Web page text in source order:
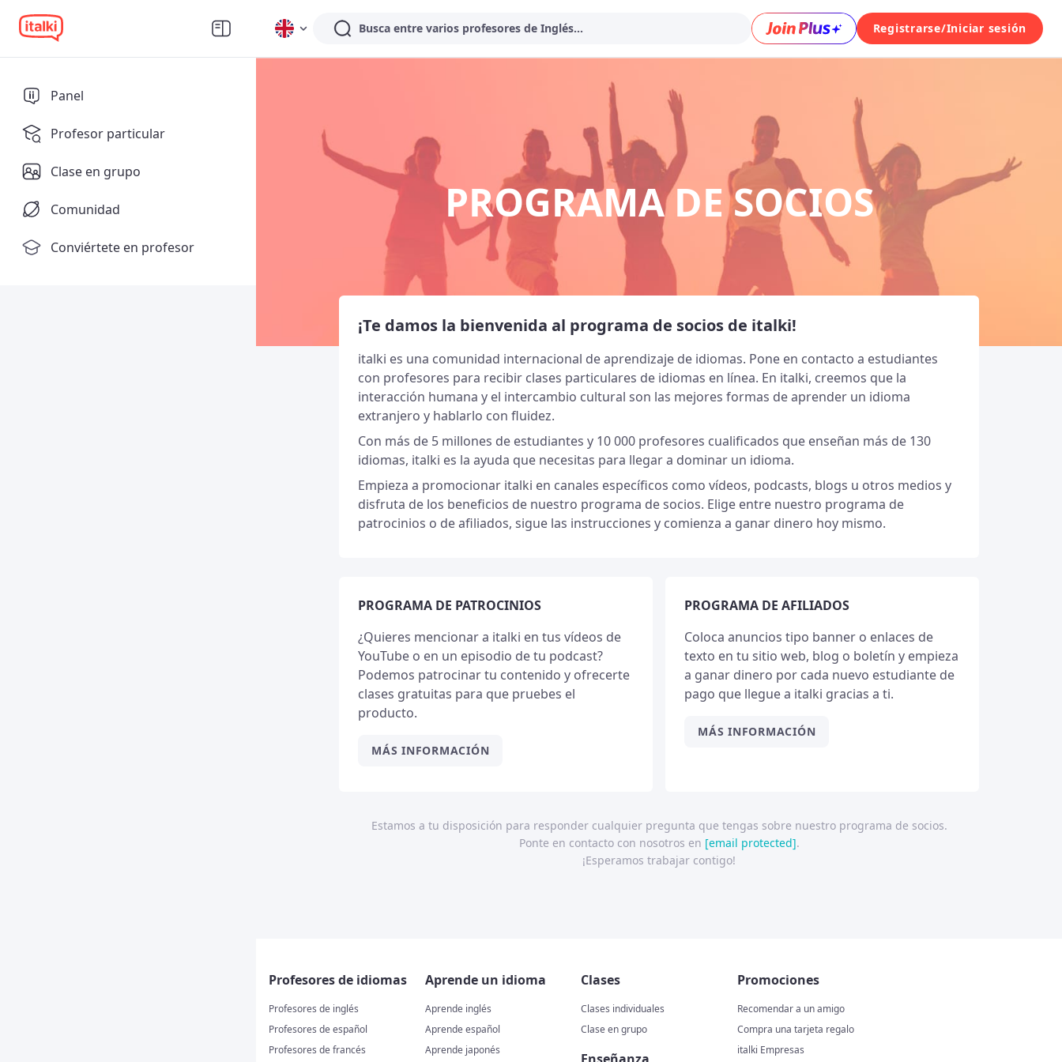
Panel
Profesor particular
Clase en grupo
Comunidad
Conviértete en profesor
Busca entre varios profesores de Inglés... Registrarse/Iniciar sesión
PROGRAMA DE SOCIOS
¡Te damos la bienvenida al programa de socios de italki!
italki es una comunidad internacional de aprendizaje de idiomas. Pone en contacto a estudiantes
con profesores para recibir clases particulares de idiomas en línea. En italki, creemos que la
interacción humana y el intercambio cultural son las mejores formas de aprender un idioma
extranjero y hablarlo con fluidez.
Con más de 5 millones de estudiantes y 10 000 profesores cualificados que enseñan más de 130
idiomas, italki es la ayuda que necesitas para llegar a dominar un idioma.
Empieza a promocionar italki en canales específicos como vídeos, podcasts, blogs u otros medios y
disfruta de los beneficios de nuestro programa de socios. Elige entre nuestro programa de
patrocinios o de afiliados, sigue las instrucciones y comienza a ganar dinero hoy mismo.
PROGRAMA DE PATROCINIOS
¿Quieres mencionar a italki en tus vídeos de
YouTube o en un episodio de tu podcast?
Podemos patrocinar tu contenido y ofrecerte
clases gratuitas para que pruebes el
producto.
MÁS INFORMACIÓN
PROGRAMA DE AFILIADOS
Coloca anuncios tipo banner o enlaces de
texto en tu sitio web, blog o boletín y empieza
a ganar dinero por cada nuevo estudiante de
pago que llegue a italki gracias a ti.
MÁS INFORMACIÓN
Estamos a tu disposición para responder cualquier pregunta que tengas sobre nuestro programa de socios.
Ponte en contacto con nosotros en [email protected].
¡Esperamos trabajar contigo!
Profesores de idiomas
Profesores de inglés
Profesores de español
Profesores de francés
Aprende un idioma
Aprende inglés
Aprende español
Aprende japonés
Clases
Clases individuales
Clase en grupo
Promociones
Recomendar a un amigo
Compra una tarjeta regalo
italki Empresas